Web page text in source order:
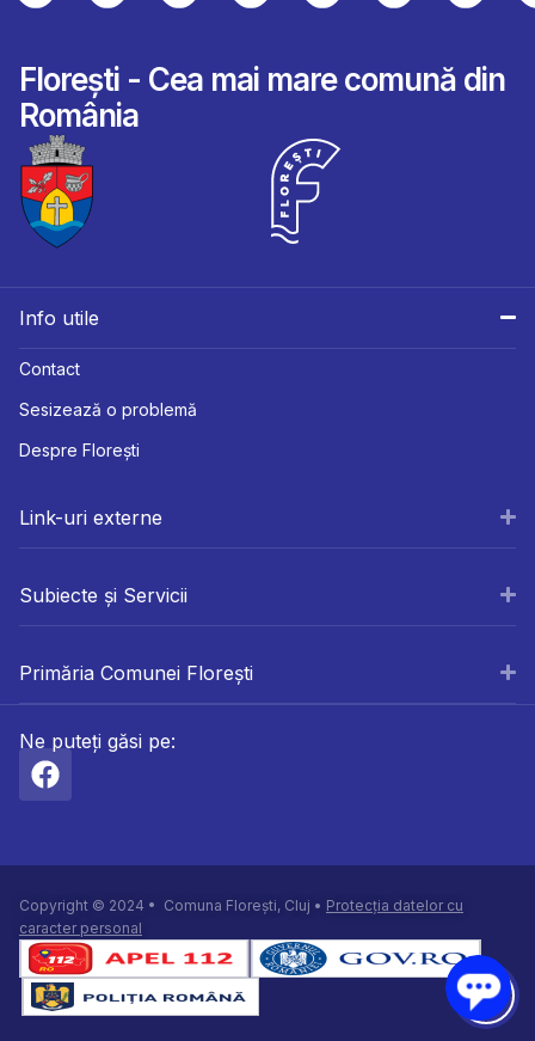
Florești - Cea mai mare comună din
România
Info utile
Contact
Sesizează o problemă
Despre Florești
Link-uri externe
Subiecte și Servicii
Primăria Comunei Florești
Ne puteți găsi pe:
Copyright © 2024 • Comuna Florești, Cluj • Protecția datelor cu
caracter personal